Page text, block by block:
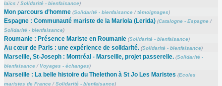
laïcs /Solidarité - bienfaisance)
Mon parcours d’homme (Solidarité - bienfaisance/témoignages)
Espagne : Communauté mariste de la Mariola (Lerida) (Catalogne - Espagne/
Solidarité - bienfaisance)
Roumanie : Présence Mariste en Roumanie (Solidarité - bienfaisance)
Au cœur de Paris : une expérience de solidarité. (Solidarité - bienfaisance)
Marseille, St-Joseph : Montréal - Marseille, projet passerelle. (Solidarité -
bienfaisance/ Voyages - échanges)
Marseille : La belle histoire du Thelethon à St Jo Les Maristes (Ecoles
maristes de France/Solidarité - bienfaisance)